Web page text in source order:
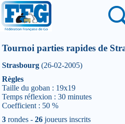
Tournoi parties rapides de
Strasbourg (26-02-2005)
Règles
Taille du goban : 19x19
Temps réflexion : 30 minutes
Coefficient : 50 %
3 rondes - 26 joueurs inscrits